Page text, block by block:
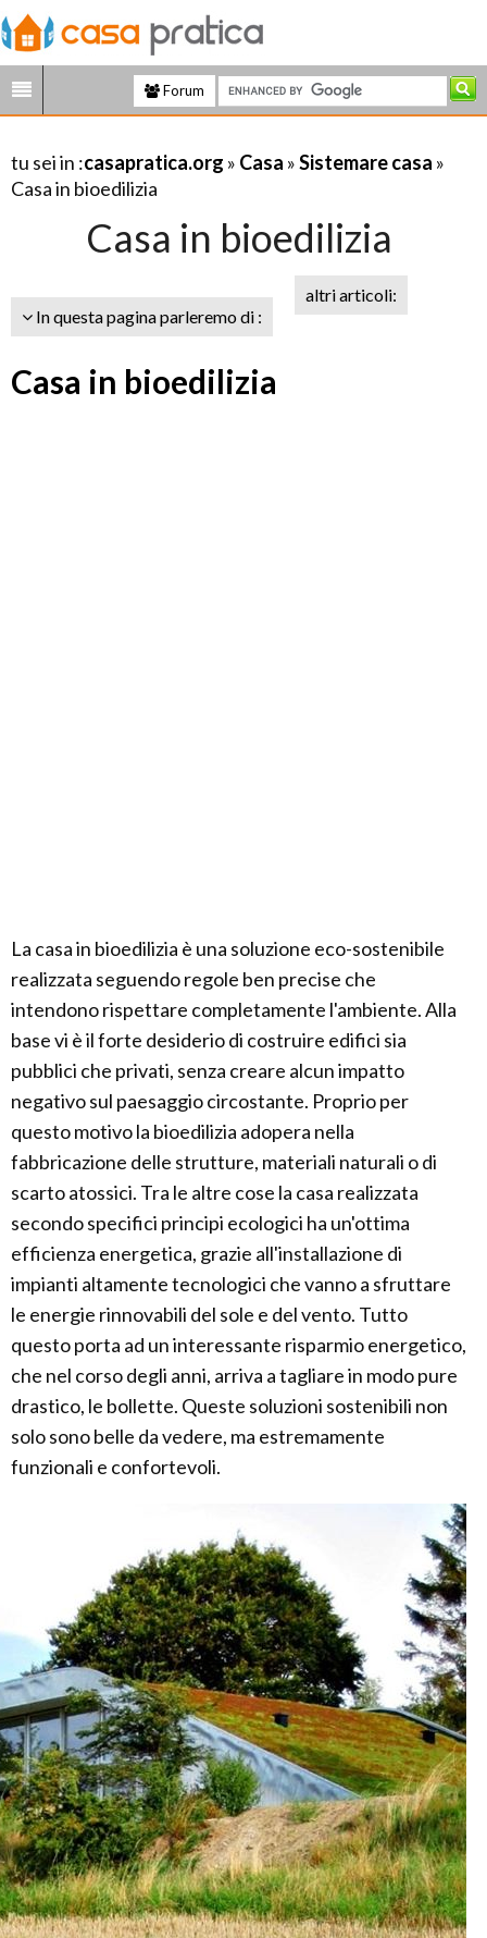
Forum
tu sei in :casapratica.org » Casa »Sistemare casa »
Casa in bioedilizia
Casa in bioedilizia
In questa pagina parleremo di :
altri articoli:
Casa in bioedilizia
La casa in bioedilizia è una soluzione eco-sostenibile
realizzata seguendo regole ben precise che
intendono rispettare completamente l'ambiente. Alla
base vi è il forte desiderio di costruire edifici sia
pubblici che privati, senza creare alcun impatto
negativo sul paesaggio circostante. Proprio per
questo motivo la bioedilizia adopera nella
fabbricazione delle strutture, materiali naturali o di
scarto atossici. Tra le altre cose la casa realizzata
secondo specifici principi ecologici ha un'ottima
efficienza energetica, grazie all'installazione di
impianti altamente tecnologici che vanno a sfruttare
le energie rinnovabili del sole e del vento. Tutto
questo porta ad un interessante risparmio energetico,
che nel corso degli anni, arriva a tagliare in modo pure
drastico, le bollette. Queste soluzioni sostenibili non
solo sono belle da vedere, ma estremamente
funzionali e confortevoli.